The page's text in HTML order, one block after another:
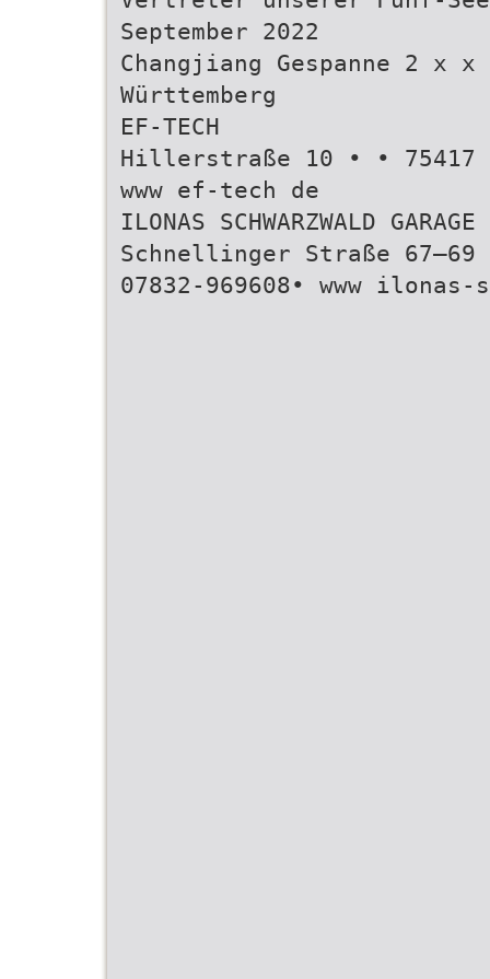
September 2022
Changjiang Gespanne 2 x
Württemberg
EF-TECH
Hillerstraße 10 • • 75417
www ef-tech de
ILONAS SCHWARZWALD GARAGE
Schnellinger Straße 67–69
07832-969608• www ilonas-